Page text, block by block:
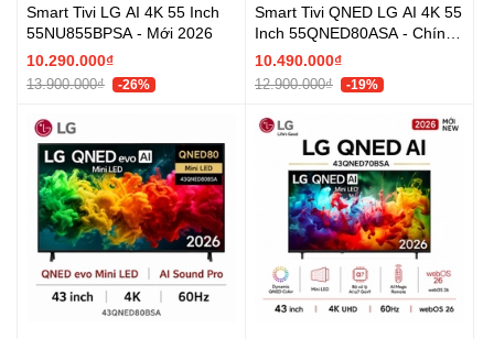
Smart Tivi LG AI 4K 55 Inch
55NU855BPSA - Mới 2026
10.290.000₫
13.900.000₫ -26%
Smart Tivi QNED LG AI 4K 55
Inch 55QNED80ASA - Chính
hãng
10.490.000₫
12.900.000₫ -19%